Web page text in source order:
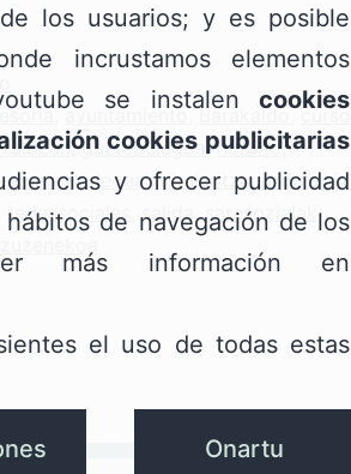
,ayuntamiento,Barakaldo,curso
,gaztebulegoa ,horario,
emateak,legeaholkularitza,ordutegia
redessociales ,salida ,saresozialak ,
los usuarios; y es posible
incrustamos elementos
se instalen cookies
cookies publicitarias
y ofrecer publicidad
de navegación de los
más información en
el uso de todas estas
Onartu